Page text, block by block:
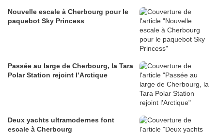
Nouvelle escale à Cherbourg pour le
paquebot Sky Princess
Passée au large de Cherbourg, la Tara
Polar Station rejoint l’Arctique
Deux yachts ultramodernes font
escale à Cherbourg